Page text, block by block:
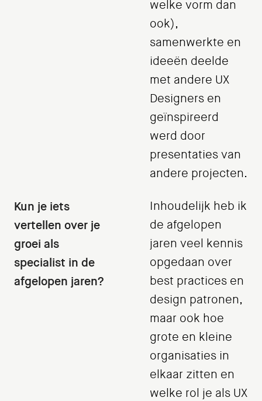
welke vorm dan
ook),
samenwerkte en
ideeën deelde
met andere UX
Designers en
geïnspireerd
werd door
presentaties van
andere projecten.
Kun je iets
vertellen over je
groei als
specialist in de
afgelopen jaren?
Inhoudelijk heb ik
de afgelopen
jaren veel kennis
opgedaan over
best practices en
design patronen,
maar ook hoe
grote en kleine
organisaties in
elkaar zitten en
welke rol je als UX